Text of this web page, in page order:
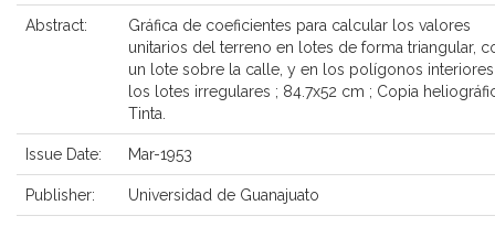
Abstract:
Gráfica de coeficientes para calcular los valores
unitarios del terreno en lotes de forma triangular,
un lote sobre la calle, y en los polígonos
los lotes irregulares ; 84.7x52 cm ; Copia
Tinta.
Issue Date: Mar-1953
Publisher: Universidad de Guanajuato